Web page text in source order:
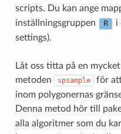
scripts. Du kan ange
inställningsgruppen
R
i
settings).
Låt oss titta på en
metoden
spsample
för
inom polygonernas
Denna metod hör till
alla algoritmer som du